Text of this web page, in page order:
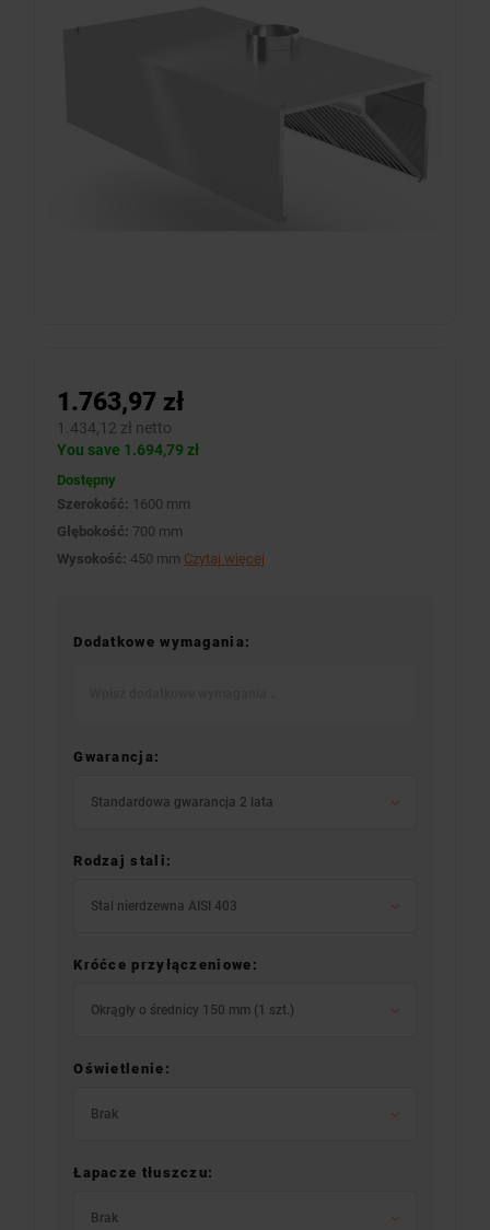
1.763,97 zł
1.434,12 zł netto
You save 1.694,79 zł
Dostępny
Szerokość: 1600 mm
Głębokość: 700 mm
Wysokość: 450 mm Czytaj więcej
Dodatkowe wymagania:
Gwarancja:
Standardowa gwarancja 2 lata
Rodzaj stali:
Stal nierdzewna AISI 403
Króćce przyłączeniowe:
Okrągły o średnicy 150 mm (1 szt.)
Oświetlenie:
Brak
Łapacze tłuszczu:
Brak